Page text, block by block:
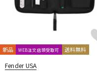
新品 WEB注文店頭受取可 送料無料
Fender USA